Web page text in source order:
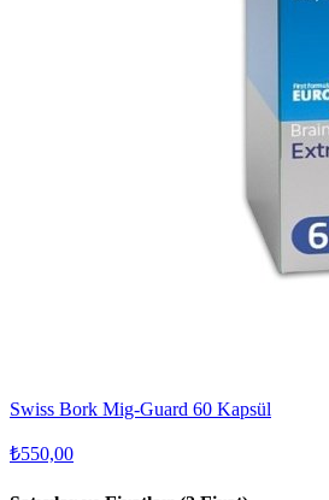
Swiss Bork Mig-Guard 60 Kapsül
₺550,00